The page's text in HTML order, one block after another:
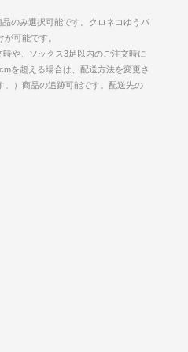
のみ選択可能です。クロネコゆうパ
可能です。
時や、ソックス3足以内のご注文時に
を超える場合は、配送方法を変更さ
。）商品の追跡可能です。配送先の